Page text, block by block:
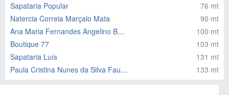
Sapataria Popular
76 mt
Natercia Correia Marçalo Mata
90 mt
Ana Maria Fernandes Angelino Batalha
100 mt
Boutique 77
103 mt
Sapataria Luís
131 mt
Paula Cristina Nunes da Silva Faustino
133 mt